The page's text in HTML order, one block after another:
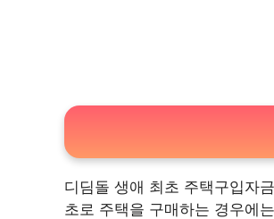
디딤돌 생애 최초 주택구입자
초로 주택을 구매하는 경우에